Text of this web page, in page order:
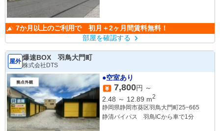
7か月以上のご利用で 初月＋2ヶ月間賃料無料！
部屋を確認する
屋外 爆速BOX 羽鳥大門町
株式会社DTS
●空室あり
7,800円 ～
2.48 ～ 12.89 m2
静岡県静岡市葵区羽鳥大門町25−665
静清バイパス 羽鳥ICから車で1分